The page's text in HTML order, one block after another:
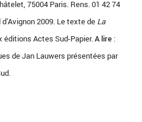
75004 Paris. Rens. 01 42 74
2009. Le texte de La
Actes Sud-Papier.A lire :
de Jan Lauwers présentées par